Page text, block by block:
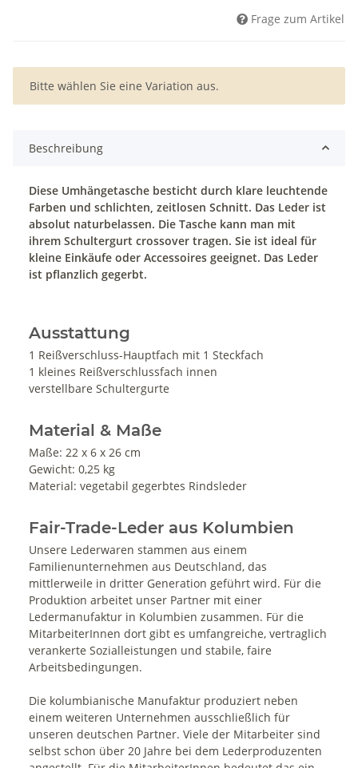
Frage zum Artikel
x
Bitte wählen Sie eine Variation aus.
Beschreibung
Diese Umhängetasche besticht durch klare leuchtende
Farben und schlichten, zeitlosen Schnitt. Das Leder ist
absolut naturbelassen. Die Tasche kann man mit
ihrem Schultergurt crossover tragen. Sie ist ideal für
kleine Einkäufe oder Accessoires geeignet. Das Leder
ist pflanzlich gegerbt.
Ausstattung
1 Reißverschluss-Hauptfach mit 1 Steckfach
1 kleines Reißverschlussfach innen
verstellbare Schultergurte
Material & Maße
Maße: 22 x 6 x 26 cm
Gewicht: 0,25 kg
Material: vegetabil gegerbtes Rindsleder
Fair-Trade-Leder aus Kolumbien
Unsere Lederwaren stammen aus einem
Familienunternehmen aus Deutschland, das
mittlerweile in dritter Generation geführt wird. Für die
Produktion arbeitet unser Partner mit einer
Ledermanufaktur in Kolumbien zusammen. Für die
MitarbeiterInnen dort gibt es umfangreiche, vertraglich
verankerte Sozialleistungen und stabile, faire
Arbeitsbedingungen.
Die kolumbianische Manufaktur produziert neben
einem weiteren Unternehmen ausschließlich für
unseren deutschen Partner. Viele der Mitarbeiter sind
selbst schon über 20 Jahre bei dem Lederproduzenten